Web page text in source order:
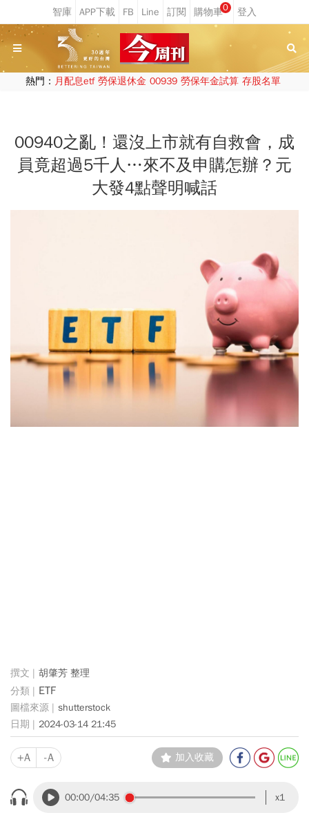
0
熱門： 月配息etf 勞保退休金 00939 勞保年金試算 存股名單
00940之亂！還沒上市就有自救會，成
員竟超過5千人…來不及申購怎辦？元
大發4點聲明喊話
胡肇芳 整理
ETF
shutterstock
2024-03-14 21:45
+A -A 加入收藏
00:00/04:35 x1